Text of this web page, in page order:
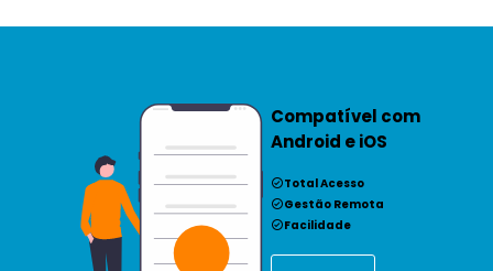
Compatível com
Android e iOS
Total Acesso
Gestão Remota
Facilidade